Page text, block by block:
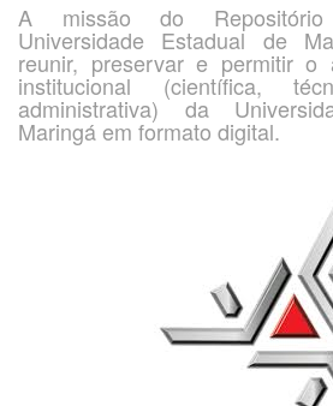
A missão do
Universidade Estadual de
reunir, preservar e permitir o
institucional (científica,
administrativa) da
Maringá em formato digital.